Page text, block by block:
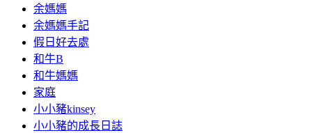
余媽媽
余媽媽手記
假日好去處
和牛B
和牛媽媽
家庭
小小豬kinsey
小小豬的成長日誌